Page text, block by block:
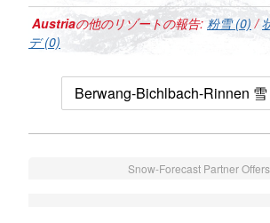
Austriaの他のリゾートの報告: 粉雪 (0) /
デ (0)
Berwang-Bichlbach-Rinnen 雪
Snow-Forecast Partner Offers